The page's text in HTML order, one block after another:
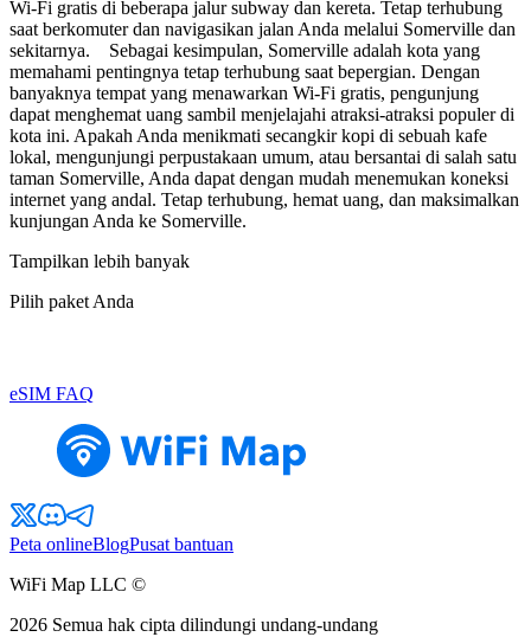
Wi-Fi gratis di beberapa jalur subway dan kereta. Tetap terhubung
saat berkomuter dan navigasikan jalan Anda melalui Somerville dan
sekitarnya. Sebagai kesimpulan, Somerville adalah kota yang
memahami pentingnya tetap terhubung saat bepergian. Dengan
banyaknya tempat yang menawarkan Wi-Fi gratis, pengunjung
dapat menghemat uang sambil menjelajahi atraksi-atraksi populer di
kota ini. Apakah Anda menikmati secangkir kopi di sebuah kafe
lokal, mengunjungi perpustakaan umum, atau bersantai di salah satu
taman Somerville, Anda dapat dengan mudah menemukan koneksi
internet yang andal. Tetap terhubung, hemat uang, dan maksimalkan
kunjungan Anda ke Somerville.
Tampilkan lebih banyak
Pilih paket Anda
eSIM FAQ
Peta onlineBlogPusat bantuan
WiFi Map LLC ©
2026 Semua hak cipta dilindungi undang-undang